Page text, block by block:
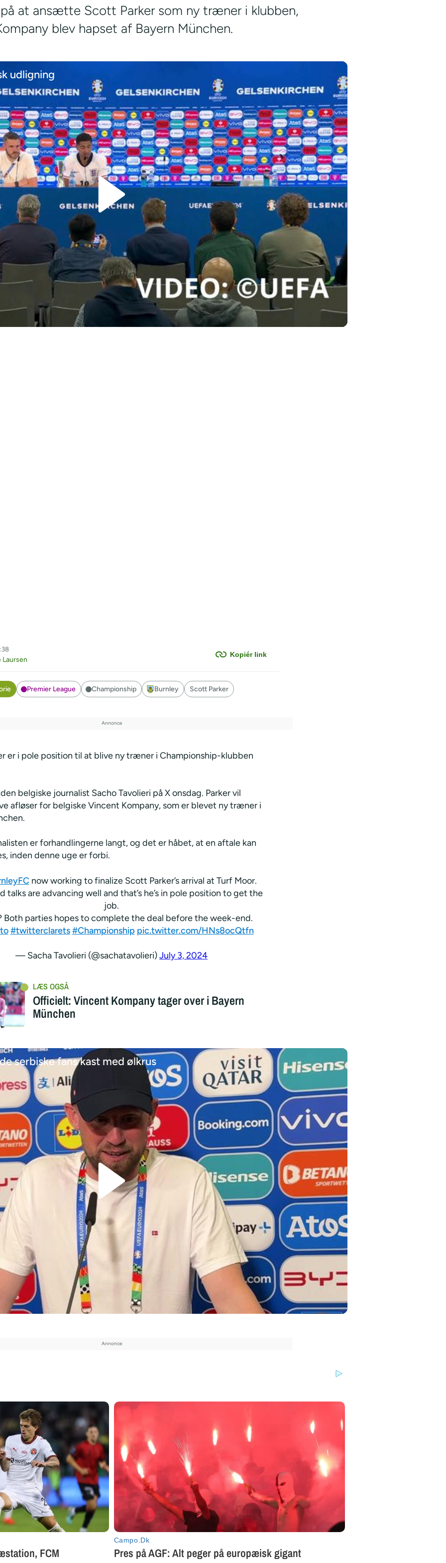
at ansætte Scott Parker som ny træner i klubben,
blev hapset af Bayern München.
udligning
Kopiér link
Laursen
Premier League Championship Burnley Scott Parker
er i pole position til at blive ny træner i Championship-klubben
belgiske journalist Sacho Tavolieri på X onsdag. Parker vil
afløser for belgiske Vincent Kompany, som er blevet ny træner i
er forhandlingerne langt, og det er håbet, at en aftale kan
inden denne uge er forbi.
now working to finalize Scott Parker’s arrival at Turf Moor.
talks are advancing well and that’s he’s in pole position to get the
job.
Both parties hopes to complete the deal before the week-end.
#twitterclarets #Championship pic.twitter.com/HNs8ocQtfn
— Sacha Tavolieri (@sachatavolieri)July 3, 2024
Officielt: Vincent Kompany tager over i Bayern
München
serbiske fans kast med ølkrus